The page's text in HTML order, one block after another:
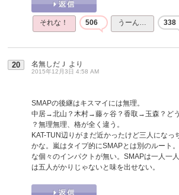
それな！ 506 うーん… 338
20 名無しだＪ より
2015年12月3日 4:58 AM
SMAPの後継はキスマイには無理。
中居→北山？木村→藤ヶ谷？香取→玉森？ど
？無理無理、格が全く違う。
KAT-TUN辺りがまだ近かったけど三人になっ
かな。嵐はタイプ的にSMAPとは別のルート
な個々のインパクトが無い。SMAPは一人一
は五人がかりじゃないと味を出せない。